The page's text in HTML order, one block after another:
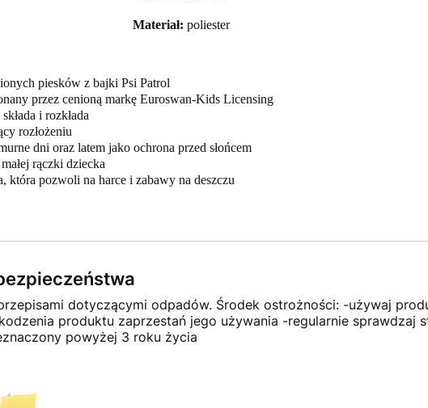
Materiał: poliester
piesków z bajki Psi Patrol
przez cenioną markę Euroswan-Kids Licensing
i rozkłada
rozłożeniu
dni oraz latem jako ochrona przed słońcem
rączki dziecka
która pozwoli na harce i zabawy na deszczu
dotyczącymi odpadów. Środek ostrożności: -używaj
produktu zaprzestań jego używania -regularnie sprawdzaj
powyżej 3 roku życia